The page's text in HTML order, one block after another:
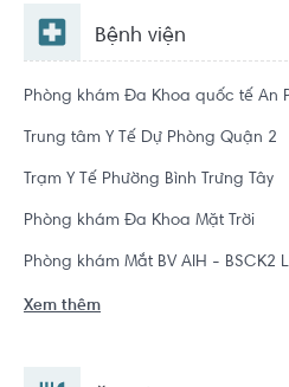
Bệnh viện
Phòng khám Đa Khoa quốc tế An
Trung tâm Y Tế Dự Phòng Quận 2
Trạm Y Tế Phường Bình Trưng Tây
Phòng khám Đa Khoa Mặt Trời
Phòng khám Mắt BV AIH - BSCK2
Xem thêm